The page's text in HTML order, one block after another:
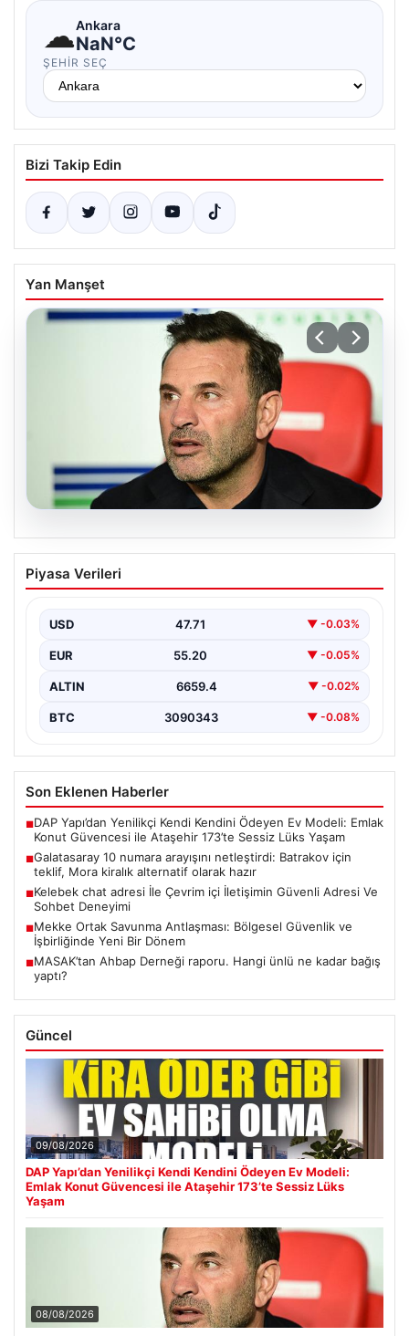
☁Ankara
NaN°C
ŞEHIR SEÇ
Bizi Takip Edin
Yan Manşet
Galatasaray 10 numara arayışını
netleştirdi: Batrakov için teklif, Mora
Galatasaray yönetimi, yaratıcı oyun kurucu arayışında
Piyasa Verileri
USD 47.71 ▼ -0.03%
EUR 55.20 ▼ -0.05%
ALTIN 6659.4 ▼ -0.02%
BTC 3090343 ▼ -0.08%
Son Eklenen Haberler
■DAP Yapı’dan Yenilikçi Kendi Kendini Ödeyen Ev Modeli: Emlak
Konut Güvencesi ile Ataşehir 173’te Sessiz Lüks Yaşam
■Galatasaray 10 numara arayışını netleştirdi: Batrakov için
teklif, Mora kiralık alternatif olarak hazır
■Kelebek chat adresi İle Çevrim içi İletişimin Güvenli Adresi Ve
Sohbet Deneyimi
■Mekke Ortak Savunma Antlaşması: Bölgesel Güvenlik ve
İşbirliğinde Yeni Bir Dönem
■MASAK’tan Ahbap Derneği raporu. Hangi ünlü ne kadar bağış
yaptı?
Güncel
09/08/2026
DAP Yapı’dan Yenilikçi Kendi Kendini Ödeyen Ev Modeli:
Emlak Konut Güvencesi ile Ataşehir 173’te Sessiz Lüks
Yaşam
08/08/2026